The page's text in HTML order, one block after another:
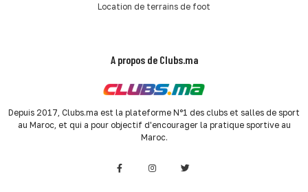
Location de terrains de foot
A propos de Clubs.ma
Depuis 2017, Clubs.ma est la plateforme N°1 des clubs et salles de sport
au Maroc, et qui a pour objectif d'encourager la pratique sportive au
Maroc.